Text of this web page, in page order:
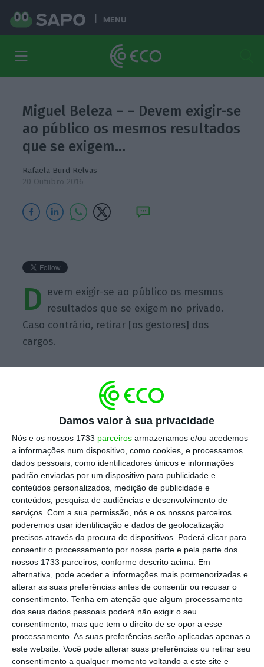
Damos valor à sua privacidade
Nós e os nossos 1733 parceiros armazenamos e/ou acedemos
a informações num dispositivo, como cookies, e processamos
dados pessoais, como identificadores únicos e informações
padrão enviadas por um dispositivo para publicidade e
conteúdos personalizados, medição de publicidade e
conteúdos, pesquisa de audiências e desenvolvimento de
serviços. Com a sua permissão, nós e os nossos parceiros
poderemos usar identificação e dados de geolocalização
precisos através da procura de dispositivos. Poderá clicar para
consentir o processamento por nossa parte e pela parte dos
nossos 1733 parceiros, conforme descrito acima. Em
alternativa, pode aceder a informações mais pormenorizadas e
alterar as suas preferências antes de consentir ou recusar o
consentimento. Tenha em atenção que algum processamento
dos seus dados pessoais poderá não exigir o seu
consentimento, mas que tem o direito de se opor a esse
processamento. As suas preferências serão aplicadas apenas a
este website. Você pode alterar suas preferências ou retirar seu
consentimento a qualquer momento voltando a este site e
MENU
Miguel Beleza – – Devem exigir-se
ao público os mesmos resultados
que se exigem…
Rafaela Burd Relvas
20 Outubro 2016
D evem exigir-se ao público os mesmos
resultados que se exigem no privado.
Caso contrário, retirar [os gestores] dos
cargos.
https://eco.sapo.pt/quote/miguel-beleza-devem-exigir-se-ao-publico-os-mesmos-resultados-que-se-exigem-12/ Copiar
Assine o ECO Premium
No momento em que a informação é
mais importante do que nunca, apoie
o jornalismo independente e rigoroso.
De que forma? Assine o ECO Premium e
tenha acesso a notícias exclusivas, à
opinião que conta, às reportagens e
especiais que mostram o outro lado da
história.